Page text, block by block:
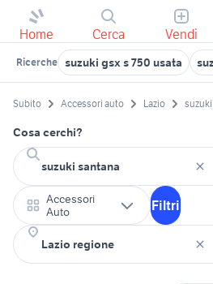
Home Cerca Vendi
Ricerche suzuki gsx s 750 usata
Subito Accessori auto Lazio
Cosa cerchi?
Accessori
Auto
Filtri